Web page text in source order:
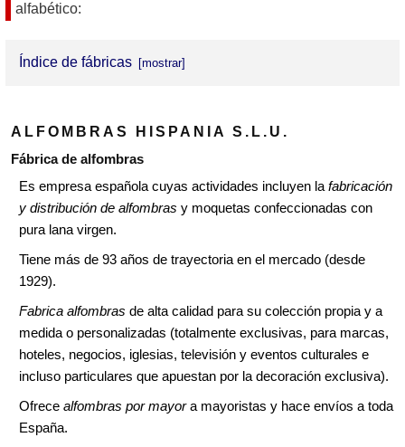
alfabético:
Índice de fábricas
Alfombras y Moquetas Imperial
Delta Alfombras
ALFOMBRAS HISPANIA S.L.U.
Fábrica de alfombras
Es empresa española cuyas actividades incluyen la fabricación
y distribución de alfombras y moquetas confeccionadas con
pura lana virgen.
Tiene más de 93 años de trayectoria en el mercado (desde
1929).
Fabrica alfombras de alta calidad para su colección propia y a
medida o personalizadas (totalmente exclusivas, para marcas,
hoteles, negocios, iglesias, televisión y eventos culturales e
incluso particulares que apuestan por la decoración exclusiva).
Ofrece alfombras por mayora mayoristas y hace envíos a toda
España.